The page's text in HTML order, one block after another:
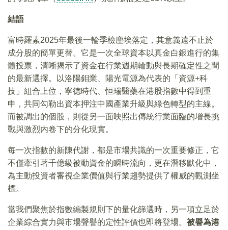
結語
富時羅素2025年最後一輪季檢塵埃落定，其意義遠不止於
成分股的簡單更替。它是一次全球資本以真金白銀進行的集
體投票，清晰揭示了資金在行業週期輪動與長期確定性之間
的最新選擇。以洛陽鉬業、陽光電源為代表的「資源+科
技」組合上位，寧德時代、恒瑞醫藥在港股指數中得到重
申，共同勾勒出資本押注中國產業升級與綠色轉型的主線。
而被調出的個股，則從另一面映照出傳統行業面臨的增長挑
戰與激烈内卷下的分化現實。
每一次指數的新陳代謝，都是市場共識的一次重要修正，它
不僅牽引著千億級被動資金的瞬時流向，更在潛移默化中，
為主動投資者審視企業價值與行業趨勢提供了權威的觀測坐
標。
當我們聚焦於指數編製規則下的量化篩選時，另一項立足於
企業綜合實力與市場聲譽的定性評價也即將登場。 被譽為港